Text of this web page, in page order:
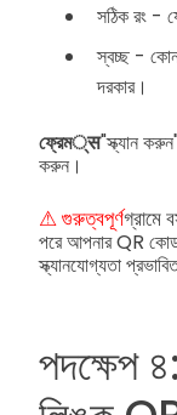
সঠিক রং -
স্বচ্ছ -
দরকার।
ফ্রেম्स"স্ক্যান
করুন।
⚠ গুরুত্বপূর্ণগ্রামে
পরে আপনার QR কোড
স্ক্যানযোগ্যতা
পদক্ষেপ